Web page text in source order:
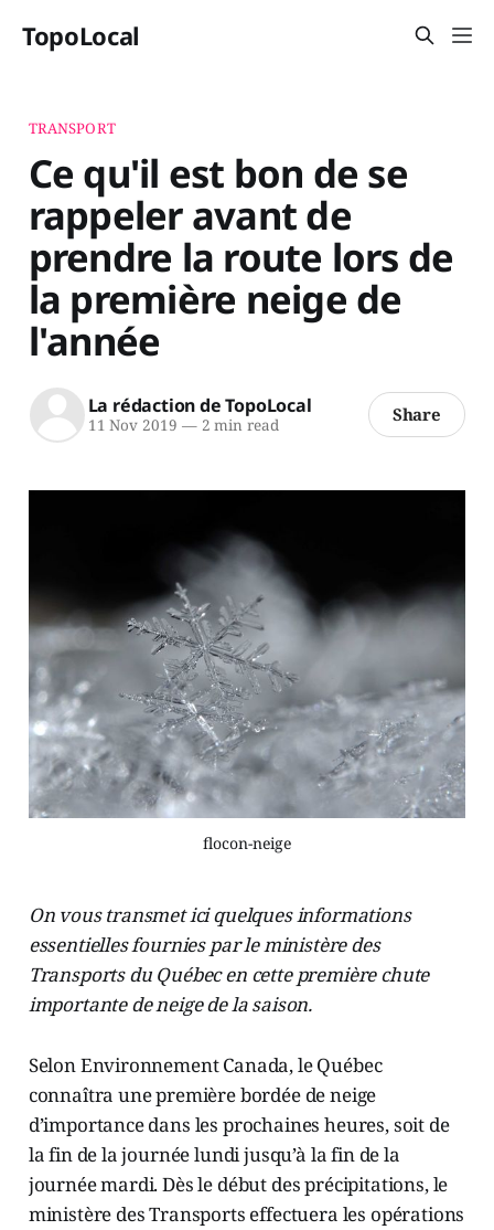
TopoLocal
TRANSPORT
Ce qu'il est bon de se
rappeler avant de
prendre la route lors de
la première neige de
l'année
La rédaction de TopoLocal
11 Nov 2019 —2 min read Share
flocon-neige
On vous transmet ici quelques informations
essentielles fournies par le ministère des
Transports du Québec en cette première chute
importante de neige de la saison.
Selon Environnement Canada, le Québec
connaîtra une première bordée de neige
d’importance dans les prochaines heures, soit de
la fin de la journée lundi jusqu’à la fin de la
journée mardi. Dès le début des précipitations, le
ministère des Transports effectuera les opérations